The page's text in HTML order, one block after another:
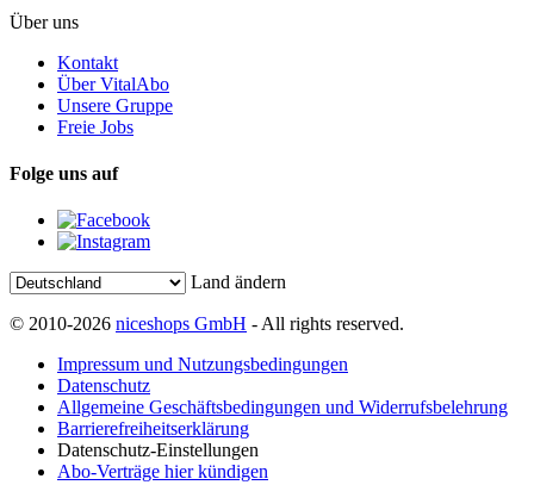
Über uns
Kontakt
Über VitalAbo
Unsere Gruppe
Freie Jobs
Folge uns auf
Land ändern
© 2010-2026 niceshops GmbH - All rights reserved.
Impressum und Nutzungsbedingungen
Datenschutz
Allgemeine Geschäftsbedingungen und Widerrufsbelehrung
Barrierefreiheitserklärung
Datenschutz-Einstellungen
Abo-Verträge hier kündigen